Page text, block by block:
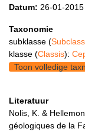
Datum: 26-01-2015
Taxonomie
subklasse (
klasse (Classis):
Toon volledige
Literatuur
Nolis, K. &
géologiques de la